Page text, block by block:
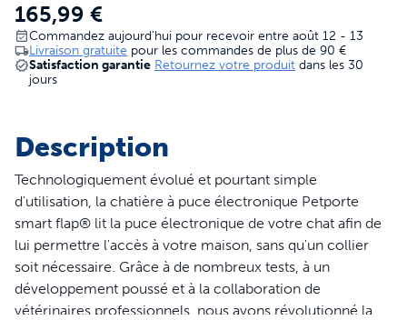
165,99 €
Commandez aujourd'hui pour recevoir entre août 12 - 13
Livraison gratuite pour les commandes de plus de 90 €
Satisfaction garantie Retournez votre produit dans les 30
jours
Description
Technologiquement évolué et pourtant simple
d'utilisation, la chatière à puce électronique Petporte
smart flap® lit la puce électronique de votre chat afin de
lui permettre l'accès à votre maison, sans qu'un collier
soit nécessaire. Grâce à de nombreux tests, à un
développement poussé et à la collaboration de
vétérinaires professionnels, nous avons révolutionné la